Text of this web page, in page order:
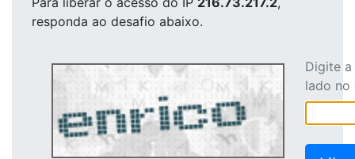
responda ao desafio abaixo.
Digite
lado no